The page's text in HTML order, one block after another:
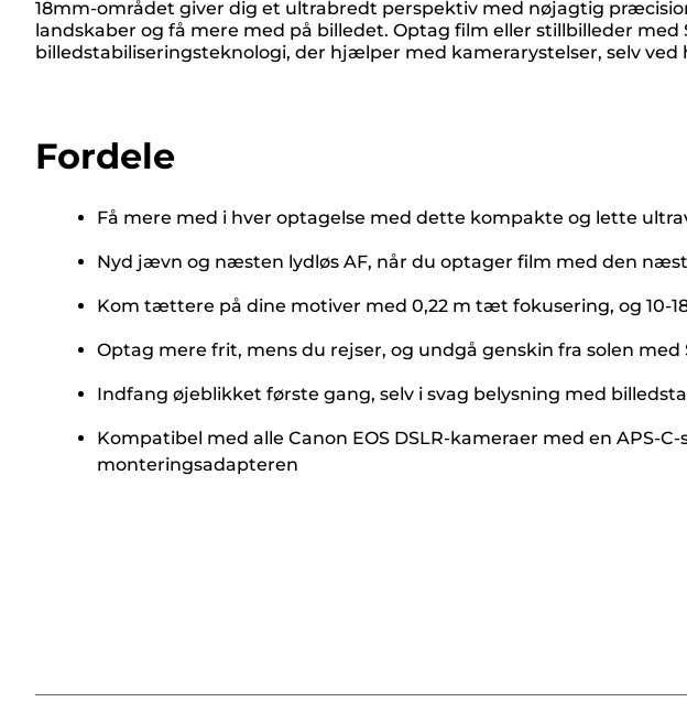
18mm-området giver dig et ultrabredt perspektiv med nøjagtig
landskaber og få mere med på billedet. Optag film eller stillbilleder
billedstabiliseringsteknologi, der hjælper med kamerarystelser, selv ved
Fordele
Få mere med i hver optagelse med dette kompakte og lette
Nyd jævn og næsten lydløs AF, når du optager film med den
Kom tættere på dine motiver med 0,22 m tæt fokusering, og 10-
Optag mere frit, mens du rejser, og undgå genskin fra solen
Indfang øjeblikket første gang, selv i svag belysning med
Kompatibel med alle Canon EOS DSLR-kameraer med en APS-
monteringsadapteren